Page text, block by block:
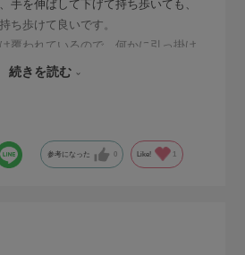
手を伸ばして下げて持ち歩いても、
ち歩けて良いです。
覆われているので、何かに引っ掛け
りません。
続きを読む
参考になった 0 Like! 1